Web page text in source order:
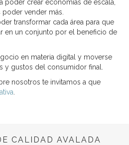
poder crear economías de escala,
vender más.
transformar cada área para que
en un conjunto por el beneficio de
en materia digital y moverse
y gustos del consumidor final.
nosotros te invitamos a que
CALIDAD AVALADA